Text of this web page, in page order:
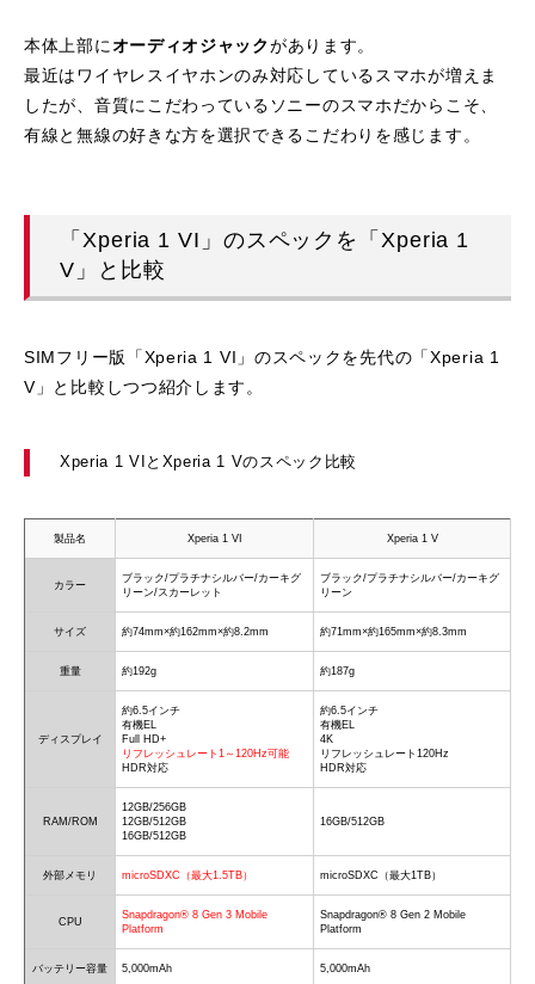
本体上部にオーディオジャックがあります。
最近はワイヤレスイヤホンのみ対応しているスマホが増えま
したが、音質にこだわっているソニーのスマホだからこそ、
有線と無線の好きな方を選択できるこだわりを感じます。
「Xperia 1 VI」のスペックを「Xperia 1
V」と比較
SIMフリー版「Xperia 1 VI」のスペックを先代の「Xperia 1
V」と比較しつつ紹介します。
Xperia 1 VIとXperia 1 Vのスペック比較
製品名 Xperia 1 VI Xperia 1 V
カラー
ブラック/プラチナシルバー/カーキグ
リーン/スカーレット
ブラック/プラチナシルバー/カーキグ
リーン
サイズ 約74mm×約162mm×約8.2mm 約71mm×約165mm×約8.3mm
重量 約192g 約187g
ディスプレイ
約6.5インチ
有機EL
Full HD+
リフレッシュレート1～120Hz可能
HDR対応
約6.5インチ
有機EL
4K
リフレッシュレート120Hz
HDR対応
RAM/ROM
12GB/256GB
12GB/512GB
16GB/512GB
16GB/512GB
外部メモリ microSDXC（最大1.5TB） microSDXC（最大1TB）
CPU
Snapdragon® 8 Gen 3 Mobile
Platform
Snapdragon® 8 Gen 2 Mobile
Platform
バッテリー容量 5,000mAh 5,000mAh